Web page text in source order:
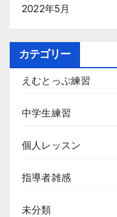
2022年5月
カテゴリー
えむとっぷ練習
中学生練習
個人レッスン
指導者雑感
未分類